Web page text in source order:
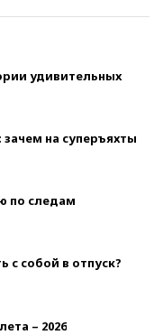
удивительных
на суперъяхты
по следам
с собой в отпуск?
– 2026